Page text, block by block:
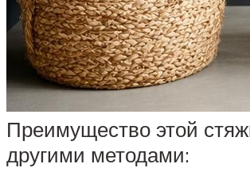
Преимущество этой
другими методами: